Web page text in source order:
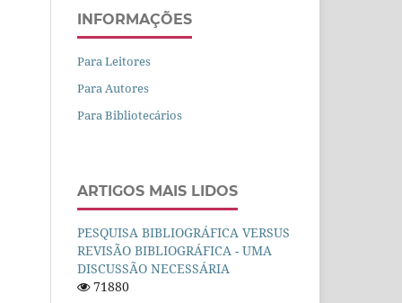
INFORMAÇÕES
Para Leitores
Para Autores
Para Bibliotecários
ARTIGOS MAIS LIDOS
PESQUISA BIBLIOGRÁFICA VERSUS
REVISÃO BIBLIOGRÁFICA - UMA
DISCUSSÃO NECESSÁRIA
71880